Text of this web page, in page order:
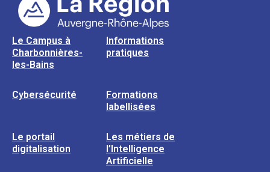
Le Campus à
Charbonnières-
les-Bains
Informations
pratiques
Cybersécurité
Formations
labellisées
Le portail
digitalisation
Les métiers de
l’Intelligence
Artificielle